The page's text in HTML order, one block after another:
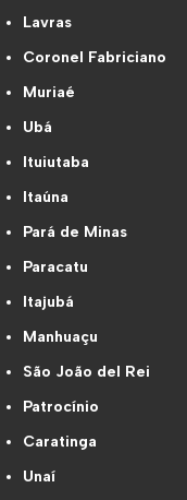
Lavras
Coronel Fabriciano
Muriaé
Ubá
Ituiutaba
Itaúna
Pará de Minas
Paracatu
Itajubá
Manhuaçu
São João del Rei
Patrocínio
Caratinga
Unaí